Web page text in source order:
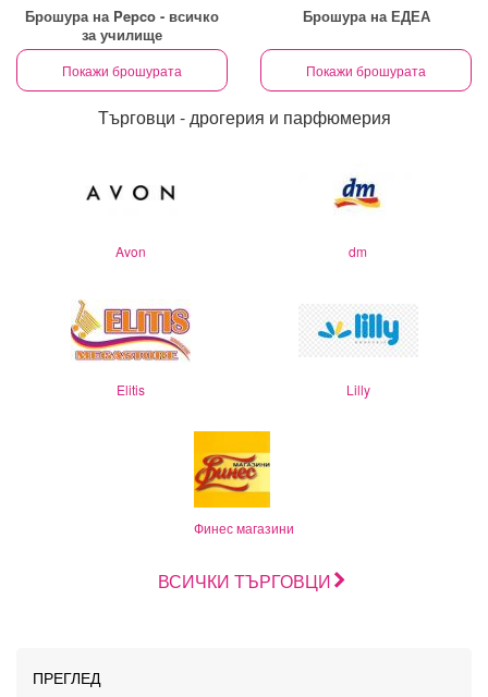
Брошура на Pepco - всичко
за училище
Покажи брошурата
Брошура на ЕДЕА
Покажи брошурата
Търговци - дрогерия и парфюмерия
Avon dm
Elitis Lilly
Финес магазини
ВСИЧКИ ТЪРГОВЦИ
ПРЕГЛЕД